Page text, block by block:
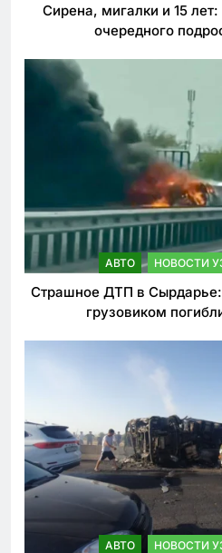
Сирена, мигалки и 15
очередного
АВТО НОВОСТИ
Страшное ДТП в Сырдарье:
грузовиком
АВТО НОВОСТИ